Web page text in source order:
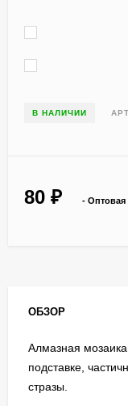
В НАЛИЧИИ
80 ₽ - Оптовая
ОБЗОР
Алмазная
подставке,
стразы.